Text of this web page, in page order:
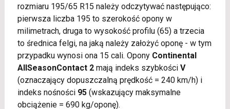
rozmiaru 195/65 R15 należy odczytywać następująco:
pierwsza liczba 195 to szerokość opony w
milimetrach, druga to wysokość profilu (65) a trzecia
to średnica felgi, na jaką należy założyć oponę - w tym
przypadku wynosi ona 15 cali. Opony Continental
AllSeasonContact 2mają indeks szybkości V
(oznaczający dopuszczalną prędkość = 240 km/h) i
indeks nośności 95(wskazujący maksymalne
obciążenie = 690 kg/oponę).